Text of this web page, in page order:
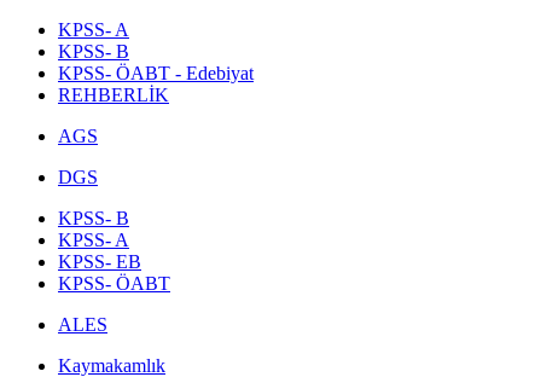
KPSS- A
KPSS- B
KPSS- ÖABT - Edebiyat
REHBERLİK
AGS
DGS
KPSS- B
KPSS- A
KPSS- EB
KPSS- ÖABT
ALES
Kaymakamlık